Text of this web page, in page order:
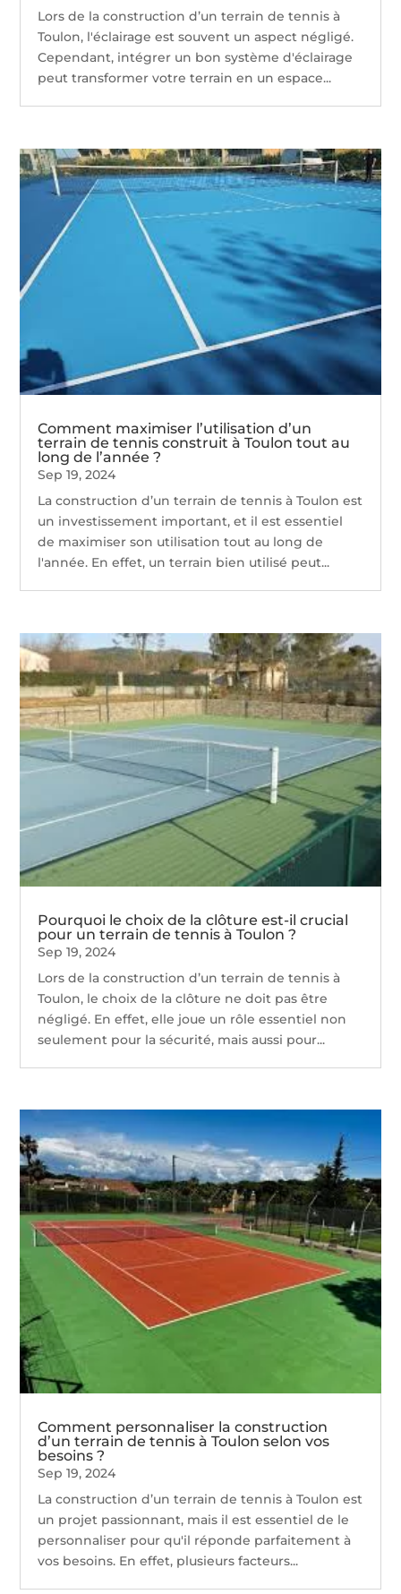
Lors de la construction d’un terrain de tennis à
Toulon, l'éclairage est souvent un aspect négligé.
Cependant, intégrer un bon système d'éclairage
peut transformer votre terrain en un espace...
Comment maximiser l’utilisation d’un
terrain de tennis construit à Toulon tout au
long de l’année ?
Sep 19, 2024
La construction d’un terrain de tennis à Toulon est
un investissement important, et il est essentiel
de maximiser son utilisation tout au long de
l'année. En effet, un terrain bien utilisé peut...
Pourquoi le choix de la clôture est-il crucial
pour un terrain de tennis à Toulon ?
Sep 19, 2024
Lors de la construction d’un terrain de tennis à
Toulon, le choix de la clôture ne doit pas être
négligé. En effet, elle joue un rôle essentiel non
seulement pour la sécurité, mais aussi pour...
Comment personnaliser la construction
d’un terrain de tennis à Toulon selon vos
besoins ?
Sep 19, 2024
La construction d’un terrain de tennis à Toulon est
un projet passionnant, mais il est essentiel de le
personnaliser pour qu'il réponde parfaitement à
vos besoins. En effet, plusieurs facteurs...